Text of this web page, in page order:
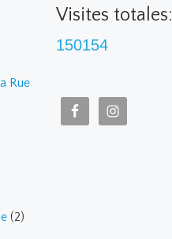
Rue
(2)
Visites totales:
150154